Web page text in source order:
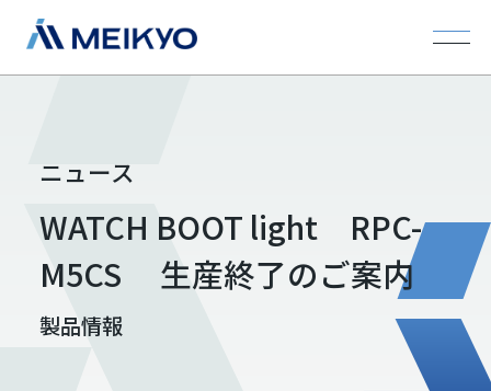
ニュース
WATCH BOOT light RPC-
M5CS 生産終了のご案内
製品情報